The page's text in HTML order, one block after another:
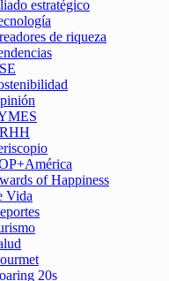
estratégico
de riqueza
of Happiness
Vida
20s